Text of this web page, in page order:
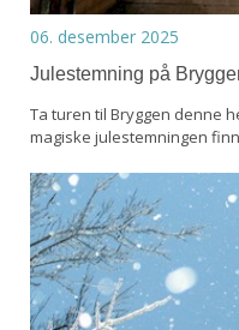
06. desember 2025
Julestemning på
Ta turen til Bryggen denne
magiske julestemningen